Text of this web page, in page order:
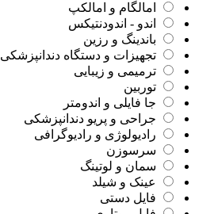
امالگام و امالکپ
اندو - اندودنتیکس
باندینگ و رزین
تجهیزات و دستگاه دندانپزشکی
ترمیمی و زیبایی
توربین
جا فایلی و اندومتر
جراحی و پریو دندانپزشکی
رادیولوژی و رادیوگرافی
سرسوزن
سمان و لوتینگ
عینک و شیلد
فایل دستی